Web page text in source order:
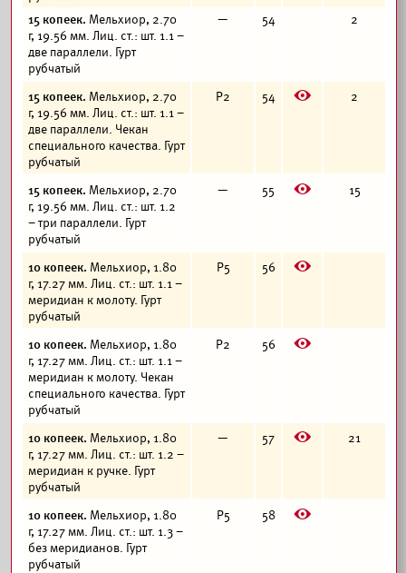
15 копеек. Мельхиор, 2.70
г, 19.56 мм. Лиц. ст.: шт. 1.1 –
две параллели. Гурт
рубчатый
— 54 2
15 копеек. Мельхиор, 2.70
г, 19.56 мм. Лиц. ст.: шт. 1.1 –
две параллели. Чекан
специального качества. Гурт
рубчатый
Р2 54 E 2
15 копеек. Мельхиор, 2.70
г, 19.56 мм. Лиц. ст.: шт. 1.2
– три параллели. Гурт
рубчатый
— 55 E 15
10 копеек. Мельхиор, 1.80
г, 17.27 мм. Лиц. ст.: шт. 1.1 –
меридиан к молоту. Гурт
рубчатый
Р5 56 E
10 копеек. Мельхиор, 1.80
г, 17.27 мм. Лиц. ст.: шт. 1.1 –
меридиан к молоту. Чекан
специального качества. Гурт
рубчатый
Р2 56 E
10 копеек. Мельхиор, 1.80
г, 17.27 мм. Лиц. ст.: шт. 1.2 –
меридиан к ручке. Гурт
рубчатый
— 57 E 21
10 копеек. Мельхиор, 1.80
г, 17.27 мм. Лиц. ст.: шт. 1.3 –
без меридианов. Гурт
рубчатый
Р5 58 E